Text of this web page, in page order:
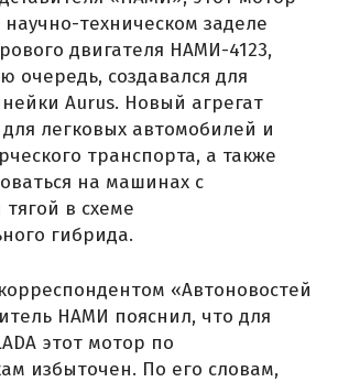
техническом заделе
двигателя НАМИ-4123,
очередь, создавался для
Aurus. Новый агрегат
легковых автомобилей и
транспорта, а также
на машинах с
в схеме
гибрида.
«Автоновостей
НАМИ пояснил, что для
этот мотор по
избыточен. По его словам,